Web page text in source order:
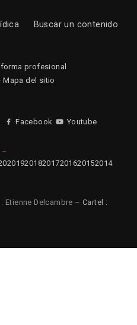
Buscar un contenido
profesional
Mapa del sitio
Facebook Youtube
201920182017201620152014
Etienne Delcambre – Cartel :